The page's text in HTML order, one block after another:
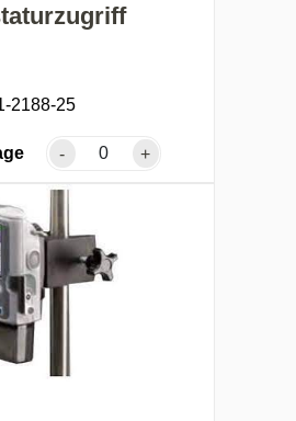
2188-25
- +